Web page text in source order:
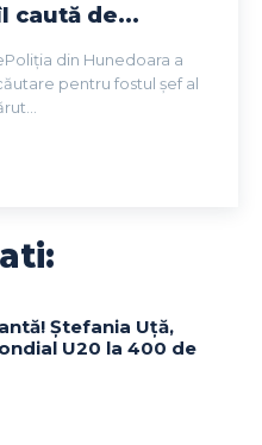
caută de...
din Hunedoara a
pentru fostul șef al
Ștefania Uță,
U20 la 400 de